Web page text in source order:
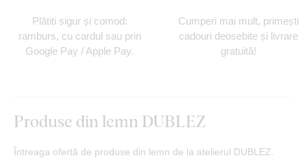
Plătiți sigur și comod:
ramburs, cu cardul sau prin
Google Pay / Apple Pay.
Cumperi mai mult, primești
cadouri deosebite și livrare
gratuită!
Produse din lemn DUBLEZ
Întreaga ofertă de produse din lemn de la atelierul DUBLEZ.